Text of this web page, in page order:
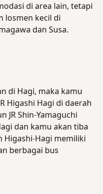
di area lain, tetapi
losmen kecil di
dan Susa.
di Hagi, maka kamu
Higashi Hagi di daerah
JR Shin-Yamaguchi
dan kamu akan tiba
Higashi-Hagi memiliki
berbagai bus